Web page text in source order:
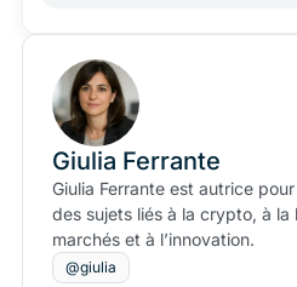
Giulia Ferrante
Giulia Ferrante est autrice
des sujets liés à la crypto, à la
marchés et à l’innovation.
@giulia